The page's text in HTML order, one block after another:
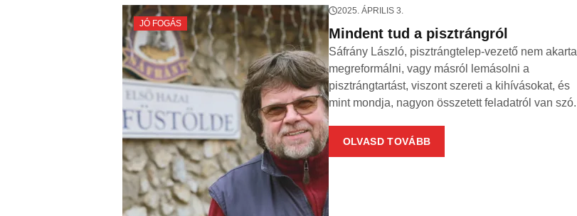
JÓ FOGÁS
2025. ÁPRILIS 3.
Mindent tud a pisztrángról
Sáfrány László, pisztrángtelep-vezető nem akarta
megreformálni, vagy másról lemásolni a
pisztrángtartást, viszont szereti a kihívásokat, és
mint mondja, nagyon összetett feladatról van szó.
OLVASD TOVÁBB